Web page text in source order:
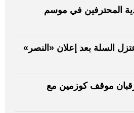
المحترفين في موسم
السلة بعد إعلان «النصر»
موقف كوزمين مع